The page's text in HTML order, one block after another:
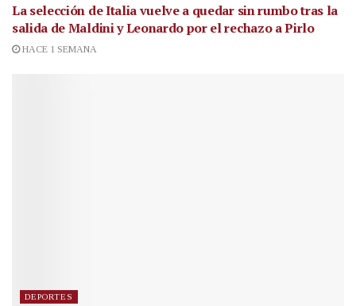
La selección de Italia vuelve a quedar sin rumbo tras la
salida de Maldini y Leonardo por el rechazo a Pirlo
HACE 1 SEMANA
DEPORTES